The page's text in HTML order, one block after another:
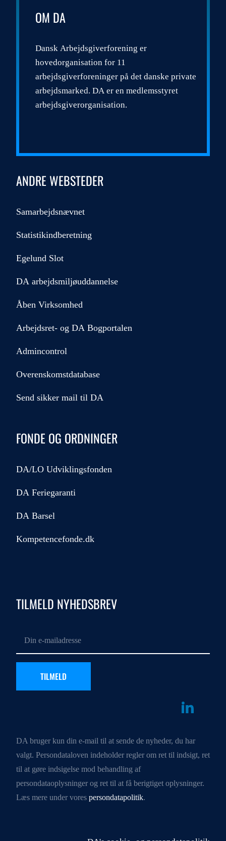
OM DA
Dansk Arbejdsgiverforening er
hovedorganisation for 11
arbejdsgiverforeninger på det danske private
arbejdsmarked. DA er en medlemsstyret
arbejdsgiverorganisation.
ANDRE WEBSTEDER
Samarbejdsnævnet
Statistikindberetning
Egelund Slot
DA arbejdsmiljøuddannelse
Åben Virksomhed
Arbejdsret- og DA Bogportalen
Admincontrol
Overenskomstdatabase
Send sikker mail til DA
FONDE OG ORDNINGER
DA/LO Udviklingsfonden
DA Feriegaranti
DA Barsel
Kompetencefonde.dk
TILMELD NYHEDSBREV
DA bruger kun din e-mail til at sende de nyheder, du har
valgt. Persondataloven indeholder regler om ret til indsigt, ret
til at gøre indsigelse mod behandling af
persondataoplysninger og ret til at få berigtiget oplysninger.
Læs mere under vores persondatapolitik.